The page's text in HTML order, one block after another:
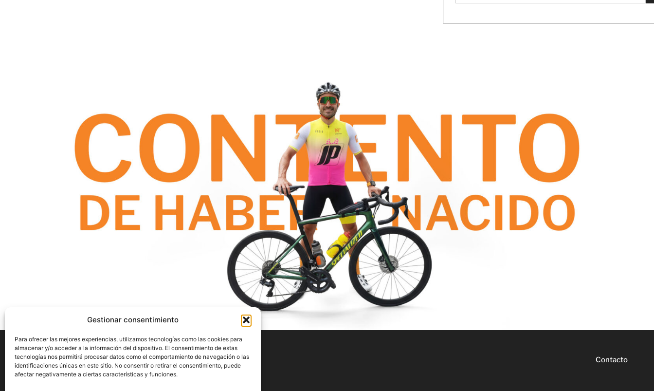
Gestionar consentimiento
Para ofrecer las mejores experiencias, utilizamos tecnologías como las cookies para
almacenar y/o acceder a la información del dispositivo. El consentimiento de estas
tecnologías nos permitirá procesar datos como el comportamiento de navegación o las
identificaciones únicas en este sitio. No consentir o retirar el consentimiento, puede
afectar negativamente a ciertas características y funciones.
Aviso Legal Privacidad Cookies
Contacto